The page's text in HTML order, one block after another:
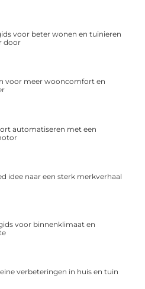
voor beter wonen en tuinieren
door
voor meer wooncomfort en
automatiseren met een
idee naar een sterk merkverhaal
voor binnenklimaat en
verbeteringen in huis en tuin